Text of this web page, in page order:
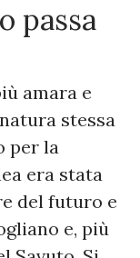
passa
amara e
stessa
per la
era stata
del futuro e
e, più